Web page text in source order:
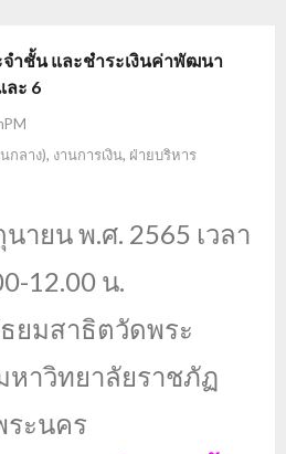
ำชั้น และชำระเงินค่าพัฒนา
ะ 6
กลาง), งานการเงิน, ฝ่ายบริหาร
ายน พ.ศ. 2565 เวลา
12.00 น.
ยมสาธิตวัดพระ
หาวิทยาลัยราชภัฏ
ระนคร